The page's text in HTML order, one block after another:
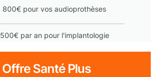
800€ pour vos audioprothèses
500€ par an pour l'implantologie
Offre Santé Plus